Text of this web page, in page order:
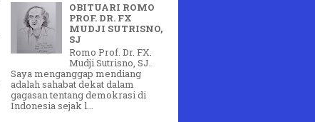
OBITUARI ROMO
PROF. DR. FX
MUDJI SUTRISNO,
SJ
Romo Prof. Dr. FX.
Mudji Sutrisno, SJ.
Saya menganggap mendiang
adalah sahabat dekat dalam
gagasan tentang demokrasi di
Indonesia sejak l...